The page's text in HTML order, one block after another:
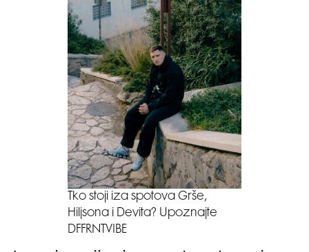
Tko stoji iza spotova Grše,
Hiljsona i Devita? Upoznajte
DFFRNTVIBE